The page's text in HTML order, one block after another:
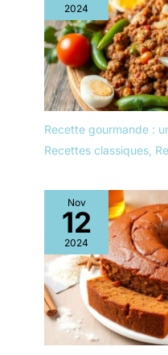
2024
Recette gourmande :
Recettes classiques
Nov
12
2024